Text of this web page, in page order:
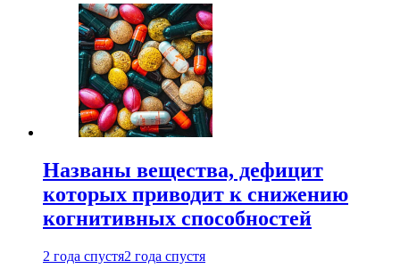
Названы вещества, дефицит
которых приводит к снижению
когнитивных способностей
2 года спустя2 года спустя